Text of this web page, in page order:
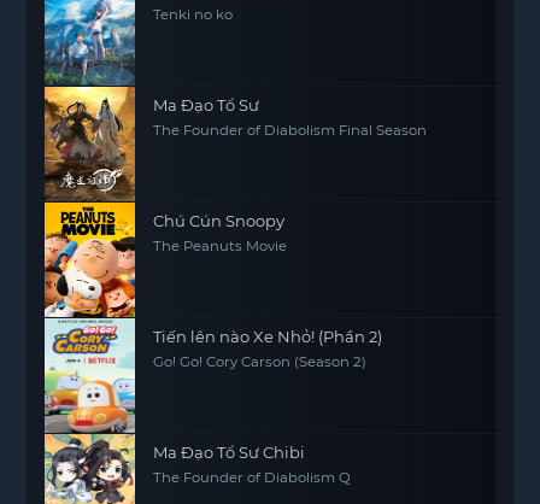
Tenki no ko
Ma Đạo Tổ Sư
The Founder of Diabolism Final Season
Chú Cún Snoopy
The Peanuts Movie
Tiến lên nào Xe Nhỏ! (Phần 2)
Go! Go! Cory Carson (Season 2)
Ma Đạo Tổ Sư Chibi
The Founder of Diabolism Q